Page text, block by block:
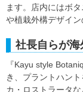
ます。店内にはボ
や植栽外構デザイン
社長自らが
『Kayu style
き、プラントハン
カ・ロストラータ